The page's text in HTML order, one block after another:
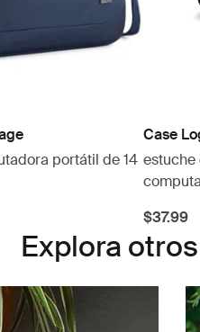
portátil de 14
Case
$37.99
Explora